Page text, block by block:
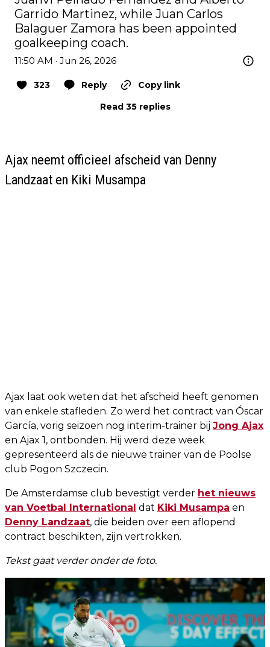
Garrido Martinez, while Juan Carlos
Balaguer Zamora has been appointed
goalkeeping coach.
11:50 AM · Jun 26, 2026
323 Reply
Copy link
Read 35 replies
Ajax neemt officieel afscheid van Denny
Landzaat en Kiki Musampa
Ajax laat ook weten dat het afscheid heeft genomen
van enkele stafleden. Zo werd het contract van Óscar
García, vorig seizoen nog interim-trainer bij Jong Ajax
en Ajax 1, ontbonden. Hij werd deze week
gepresenteerd als de nieuwe trainer van de Poolse
club Pogon Szczecin.
De Amsterdamse club bevestigt verder het nieuws
van Voetbal International dat Kiki Musampa en
Denny Landzaat, die beiden over een aflopend
contract beschikten, zijn vertrokken.
Tekst gaat verder onder de foto.